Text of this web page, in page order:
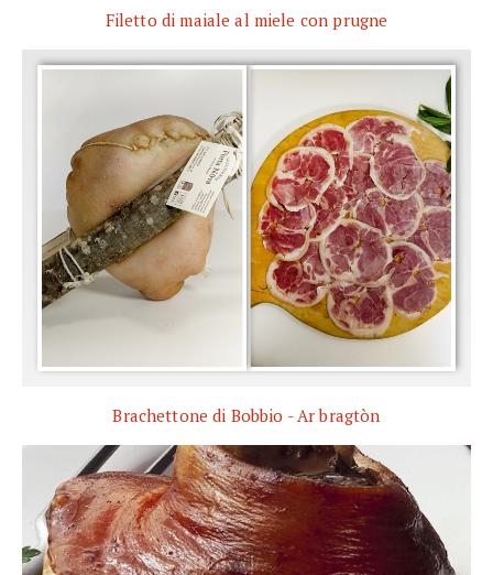
Filetto di maiale al miele con prugne
Brachettone di Bobbio - Ar bragtòn